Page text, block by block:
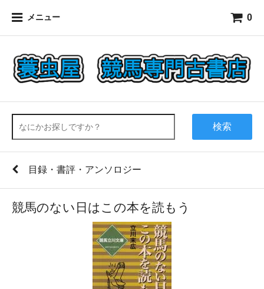
メニュー 0
検索
目録・書評・アンソロジー
競馬のない日はこの本を読もう